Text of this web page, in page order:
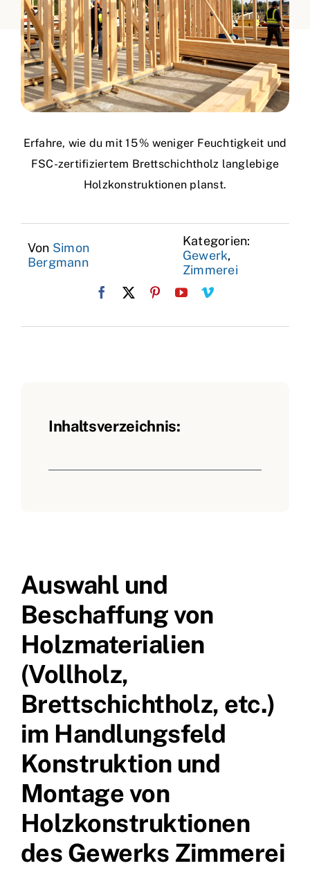
Erfahre, wie du mit 15 % weniger Feuchtigkeit und
FSC-zertifiziertem Brettschichtholz langlebige
Holzkonstruktionen planst.
Von Simon
Bergmann
Kategorien:
Gewerk,
Zimmerei
Inhaltsverzeichnis:
Auswahl und
Beschaffung von
Holzmaterialien
(Vollholz,
Brettschichtholz, etc.)
im Handlungsfeld
Konstruktion und
Montage von
Holzkonstruktionen
des Gewerks Zimmerei